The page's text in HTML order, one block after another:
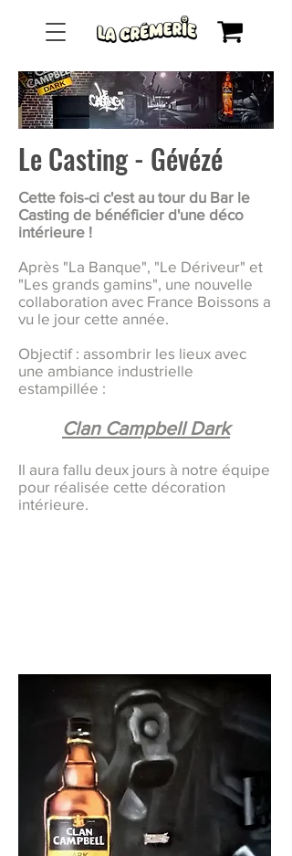
Le Casting - Gévézé
Cette fois-ci c'est au tour du Bar le
Casting de bénéficier d'une déco
intérieure !
Après "La Banque", "Le Dériveur" et
"Les grands gamins", une nouvelle
collaboration avec France Boissons a
vu le jour cette année.
Objectif : assombrir les lieux avec
une ambiance industrielle
estampillée :
Clan Campbell Dark
Il aura fallu deux jours à notre équipe
pour réalisée cette décoration
intérieure.